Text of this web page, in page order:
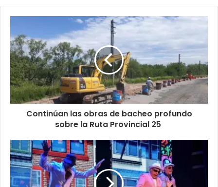
Continúan las obras de bacheo profundo
sobre la Ruta Provincial 25